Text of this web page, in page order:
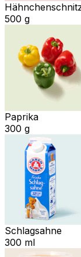
500 g
Paprika
300 g
Schlagsahne
300 ml